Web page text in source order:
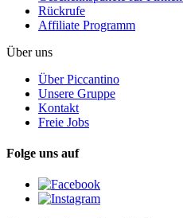
Rückrufe
Affiliate Programm
Über uns
Über Piccantino
Unsere Gruppe
Kontakt
Freie Jobs
Folge uns auf